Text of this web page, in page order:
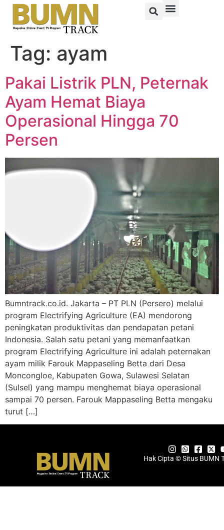
Tag: ayam
Pakai Listrik PLN, Peternak
Ayam Hemat Biaya
Operasional Hingga 70
Persen
Bumntrack.co.id. Jakarta – PT PLN (Persero) melalui
program Electrifying Agriculture (EA) mendorong
peningkatan produktivitas dan pendapatan petani
Indonesia. Salah satu petani yang memanfaatkan
program Electrifying Agriculture ini adalah peternakan
ayam milik Farouk Mappaseling Betta dari Desa
Moncongloe, Kabupaten Gowa, Sulawesi Selatan
(Sulsel) yang mampu menghemat biaya operasional
sampai 70 persen. Farouk Mappaseling Betta mengaku
turut […]
Hak Cipta © Situs BUMN